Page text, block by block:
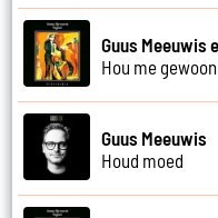
Guus Meeuwis
Hou me
Guus Meeuwis
Houd moed